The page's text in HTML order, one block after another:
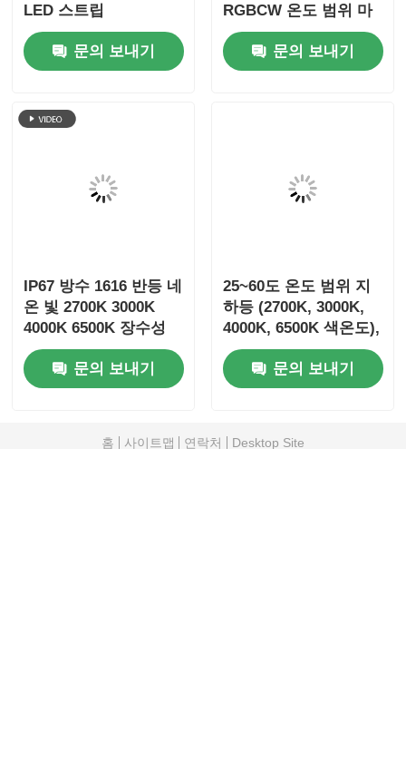
LED 스트립
문의 보내기
RGBCW 온도 범위 마
이너스 25에서 플러스
40도 실내 조명 시스템
에 적합
문의 보내기
IP67 방수 1616 반등 네
온 빛 2700K 3000K
4000K 6500K 장수성
및 UGR 10 이하
문의 보내기
25~60도 온도 범위 지
하등 (2700K, 3000K,
4000K, 6500K 색온도),
120도 빔 각도, DC24V,
IP67 등급문의 보내기
홈 사이트맵 연락처
Desktop Site